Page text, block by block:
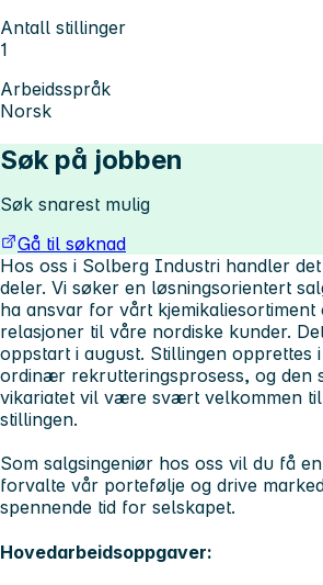
Antall stillinger
1
Arbeidsspråk
Norsk
Søk på jobben
Søk snarest mulig
Gå til søknad
Hos oss i Solberg Industri handler
deler. Vi søker en løsningsorientert
ha ansvar for vårt kjemikaliesortiment
relasjoner til våre nordiske kunder.
oppstart i august. Stillingen opprettes
ordinær rekrutteringsprosess, og den
vikariatet vil være svært velkommen
stillingen.
Som salgsingeniør hos oss vil du få
forvalte vår portefølje og drive
spennende tid for selskapet.
Hovedarbeidsoppgaver: